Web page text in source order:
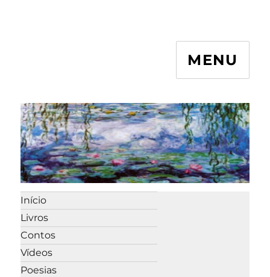
MENU
Início
Livros
Contos
Vídeos
Poesias